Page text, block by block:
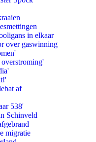
in elkaar
over gaswinning
af
538'
Schinveld
migratie